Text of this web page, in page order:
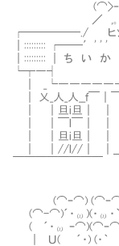
／ ,｡ ､ ｡
┌─────./ ヒｿ
｜::::::::: ┌──′' ' '
｜::::::::: ｜ ち い か
└┬―┤
｜
｜ 乂_人_人__ｆ￣｜
｜ ｜旦i旦｜
｜ ｜￣l￣｜
｜ ｜旦i旦｜
｜ ｜//l//｜ ｜＿
￣￣￣￣￣￣
(⌒ｰ⌒) (⌒ｰ⌒)
(⌒-⌒)´・ω)(・ω・
( ´・ω ｰ⌒)(⌒ｰ
｜ Ｕ( ´・) (・